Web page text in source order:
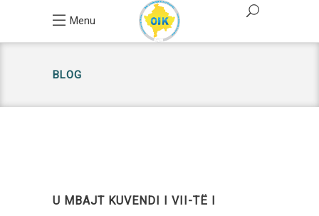
Menu
BLOG
U MBAJT KUVENDI I VII-TË I